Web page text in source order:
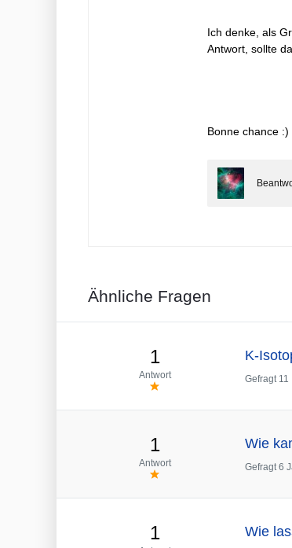
Ich denke, als
Antwort, sollte
Bonne chance :)
Ähnliche Fragen
1
Antwort
K-
Gefragt 11
1
Antwort
Wie
Gefragt 6
1 Wie